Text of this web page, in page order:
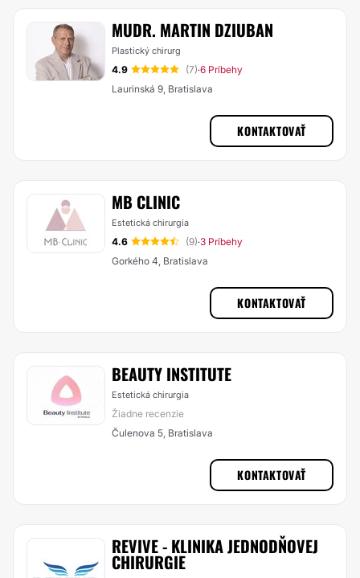
MUDR. MARTIN DZIUBAN
Plastický chirurg
4.9 (7)·6 Príbehy
Laurinská 9, Bratislava
KONTAKTOVAŤ
MB CLINIC
Estetická chirurgia
4.6 (9)·3 Príbehy
Gorkého 4, Bratislava
KONTAKTOVAŤ
BEAUTY INSTITUTE
Estetická chirurgia
Žiadne recenzie
Čulenova 5, Bratislava
KONTAKTOVAŤ
REVIVE - KLINIKA JEDNODŇOVEJ
CHIRURGIE